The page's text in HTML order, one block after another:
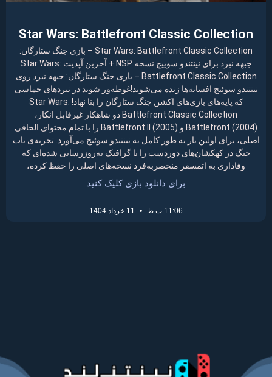
Star Wars: Battlefront Classic Collection
Star Wars: Battlefront Classic Collection – بازی جنگ ستارگان:
جبهه نبرد برای نینتندو سوییچ نسخه NSP + آخرین آپدیت Star Wars:
Battlefront Classic Collection – بازی جنگ ستارگان: جبهه نبرد روی
نینتندو سوئیج افسانه‌ها زنده می‌شوند!غوطه‌ور شوید در نبردهای حماسی
که پایه‌های بازی‌های اکشن جنگ ستارگان را بنا نهاد! Star Wars:
Battlefront Classic Collection دو شاهکار غیرقابل انکار،
Battlefront (2004) و Battlefront II (2005) را با تمام محتوای الحاقی
اصلی، برای اولین بار به طور کامل به نینتندو سوئیچ می‌آورد. تجربه‌ی ناب
جنگ در کهکشان‌های دوردست را با گرافیک به‌روزرسانی شده‌ای که
وفاداری به اتمسفر منحصربه‌فرد نسخه‌های اصلی را حفظ کرده،
برای دانلود بازی کلیک کنید
11:06 ب.ظ